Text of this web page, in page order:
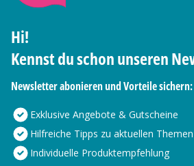
Hi!
Kennst du schon unseren
Newsletter abonieren und Vorteile sichern:
Exklusive Angebote & Gutscheine
Hilfreiche Tipps zu aktuellen Themen
Individuelle Produktempfehlung